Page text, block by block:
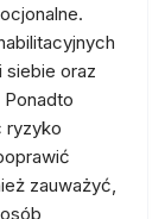
oraz
ryzyko
zauważyć,